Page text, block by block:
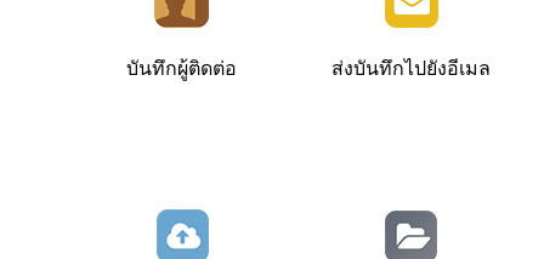
บันทึกผู้ติดต่อ ส่งบันทึกไปยังอีเมล